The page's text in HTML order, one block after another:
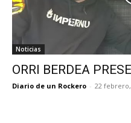
Noticias
ORRI BERDEA
Diario de un Rockero - 22